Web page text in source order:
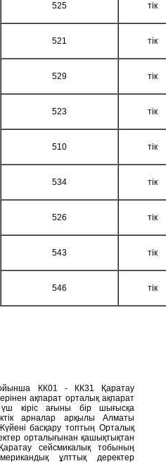
525 тік
521 тік
529 тік
523 тік
510 тік
534 тік
526 тік
543 тік
546 тік
КК01 - КК31 Қаратау
ақпарат орталық ақпарат
кіріс ағыны бір шығысқа
арналар арқылы Алматы
басқару топтың Орталық
орталығынан қашықтықтан
сейсмикалық тобының
ұлттық деректер